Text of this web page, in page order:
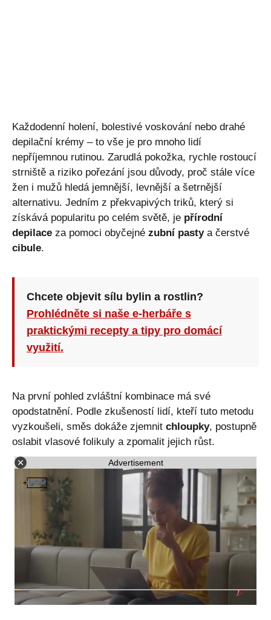
Každodenní holení, bolestivé voskování nebo drahé
depilační krémy – to vše je pro mnoho lidí
nepříjemnou rutinou. Zarudlá pokožka, rychle rostoucí
strniště a riziko pořezání jsou důvody, proč stále více
žen i mužů hledá jemnější, levnější a šetrnější
alternativu. Jedním z překvapivých triků, který si
získává popularitu po celém světě, je přírodní
depilace za pomoci obyčejné zubní pastya čerstvé
cibule.
Chcete objevit sílu bylin a rostlin?
Prohlédněte si naše e-herbáře s
praktickými recepty a tipy pro domácí
využití.
Na první pohled zvláštní kombinace má své
opodstatnění. Podle zkušeností lidí, kteří tuto metodu
vyzkoušeli, směs dokáže zjemnit chloupky, postupně
oslabit vlasové folikuly a zpomalit jejich růst.
Advertisement